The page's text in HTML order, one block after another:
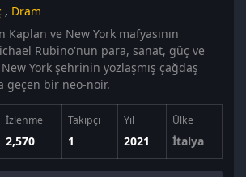
, Dram
Kaplan ve New York mafyasının
Rubino'nun para, sanat, güç ve
New York şehrinin yozlaşmış çağdaş
geçen bir neo-noir.
İzlenme
2,570
Takipçi
1
Yıl
2021
Ülke
İtalya